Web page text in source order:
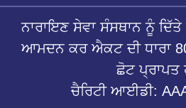
ਨਾਰਾਇਣ ਸੇਵਾ ਸੰਸਥਾਨ ਨੂੰ ਦਿੱਤੇ
ਆਮਦਨ ਕਰ ਐਕਟ ਦੀ ਧਾਰਾ
ਛੋਟ ਪ੍ਰਾਪਤ
ਚੈਰਿਟੀ ਆਈਡੀ: